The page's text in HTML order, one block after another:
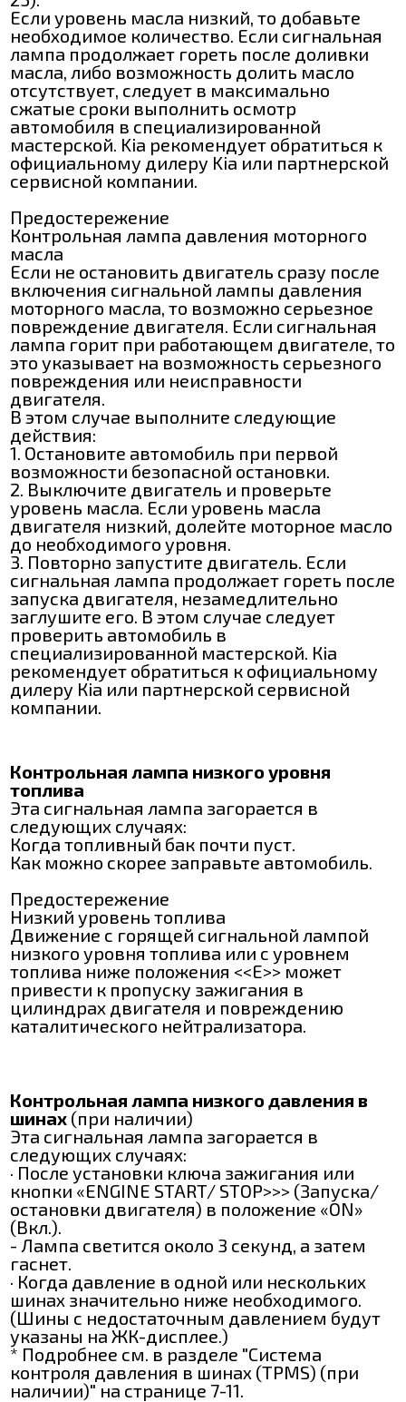
Если уровень масла низкий, то добавьте
необходимое количество. Если сигнальная
лампа продолжает гореть после доливки
масла, либо возможность долить масло
отсутствует, следует в максимально
сжатые сроки выполнить осмотр
автомобиля в специализированной
мастерской. Kia рекомендует обратиться к
официальному дилеру Kia или партнерской
сервисной компании.
Предостережение
Контрольная лампа давления моторного
масла
Если не остановить двигатель сразу после
включения сигнальной лампы давления
моторного масла, то возможно серьезное
повреждение двигателя. Если сигнальная
лампа горит при работающем двигателе, то
это указывает на возможность серьезного
повреждения или неисправности
двигателя.
В этом случае выполните следующие
действия:
1. Остановите автомобиль при первой
возможности безопасной остановки.
2. Выключите двигатель и проверьте
уровень масла. Если уровень масла
двигателя низкий, долейте моторное масло
до необходимого уровня.
3. Повторно запустите двигатель. Если
сигнальная лампа продолжает гореть после
запуска двигателя, незамедлительно
заглушите его. В этом случае следует
проверить автомобиль в
специализированной мастерской. Кіа
рекомендует обратиться к официальному
дилеру Кіа или партнерской сервисной
компании.
Контрольная лампа низкого уровня
топлива
Эта сигнальная лампа загорается в
следующих случаях:
Когда топливный бак почти пуст.
Как можно скорее заправьте автомобиль.
Предостережение
Низкий уровень топлива
Движение с горящей сигнальной лампой
низкого уровня топлива или с уровнем
топлива ниже положения <<Е>> может
привести к пропуску зажигания в
цилиндрах двигателя и повреждению
каталитического нейтрализатора.
Контрольная лампа низкого давления в
шинах (при наличии)
Эта сигнальная лампа загорается в
следующих случаях:
· После установки ключа зажигания или
кнопки «ENGINE START/ STOP>>> (Запуска/
остановки двигателя) в положение «ON»
(Вкл.).
- Лампа светится около 3 секунд, а затем
гаснет.
· Когда давление в одной или нескольких
шинах значительно ниже необходимого.
(Шины с недостаточным давлением будут
указаны на ЖК-дисплее.)
* Подробнее см. в разделе "Система
контроля давления в шинах (ТРМЅ) (при
наличии)" на странице 7-11.